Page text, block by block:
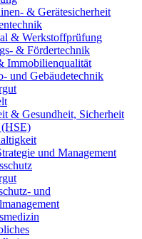
& Gerätesicherheit
& Werkstoffprüfung
& Fördertechnik
Immobilienqualität
und Gebäudetechnik
& Gesundheit, Sicherheit
und Management
und